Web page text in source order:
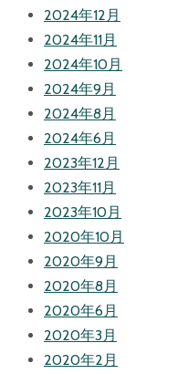
2024年12月
2024年11月
2024年10月
2024年9月
2024年8月
2024年6月
2023年12月
2023年11月
2023年10月
2020年10月
2020年9月
2020年8月
2020年6月
2020年3月
2020年2月